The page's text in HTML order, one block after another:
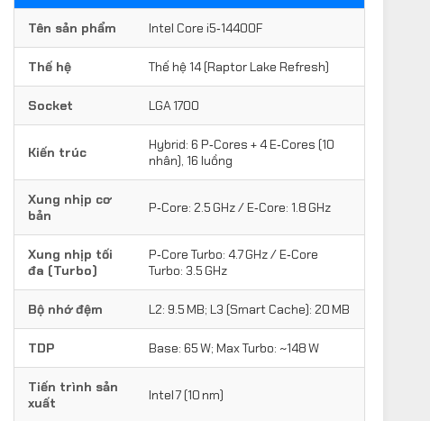
Tên sản phẩm Intel Core i5‑14400F
Thế hệ Thế hệ 14 (Raptor Lake Refresh)
Socket LGA 1700
Kiến trúc
Hybrid: 6 P‑Cores + 4 E‑Cores (10
nhân), 16 luồng
Xung nhịp cơ
bản
P‑Core: 2.5 GHz / E‑Core: 1.8 GHz
Xung nhịp tối
đa (Turbo)
P‑Core Turbo: 4.7 GHz / E‑Core
Turbo: 3.5 GHz
Bộ nhớ đệm L2: 9.5 MB; L3 (Smart Cache): 20 MB
TDP Base: 65 W; Max Turbo: ~148 W
Tiến trình sản
xuất
Intel 7 (10 nm)